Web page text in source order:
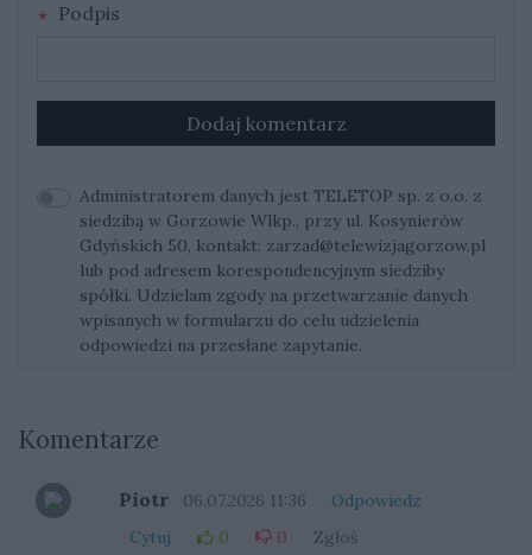
Podpis
Dodaj komentarz
Administratorem danych jest TELETOP sp. z o.o. z
siedzibą w Gorzowie Wlkp., przy ul. Kosynierów
Gdyńskich 50, kontakt: zarzad@telewizjagorzow.pl
lub pod adresem korespondencyjnym siedziby
spółki. Udzielam zgody na przetwarzanie danych
wpisanych w formularzu do celu udzielenia
odpowiedzi na przesłane zapytanie.
Komentarze
Piotr 06.07.2026 11:36
Odpowiedz
Cytuj
0 0 Zgłoś